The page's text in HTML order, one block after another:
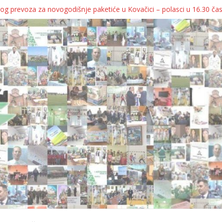
prevoza za novogodišnje paketiće u Kovačici – polasci u 16.30
KOLICA ZA 76 BEBA SA TERITORIJE OPŠTINE KOVAČICA
oborila rekord zatvorenih firmi!
telo
pa kukaju o „egzilu“